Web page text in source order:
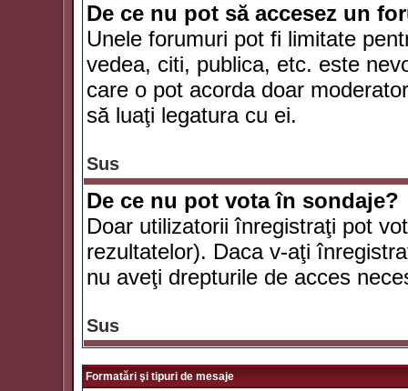
De ce nu pot să accesez un
Unele forumuri pot fi limitate
vedea, citi, publica, etc. este
care o pot acorda doar
să luaţi legatura cu ei.
Sus
De ce nu pot vota în sondaje?
Doar utilizatorii înregistraţi pot
rezultatelor). Daca v-aţi
nu aveţi drepturile de acces
Sus
Formatări şi tipuri de mesaje